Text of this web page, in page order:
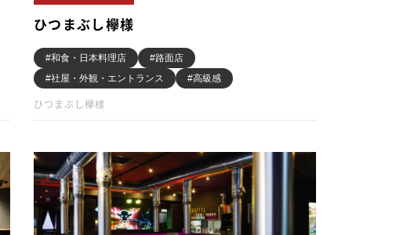
ひつまぶし欅様
#和食・日本料理店
#路面店
#社屋・外観・エントランス
#高級感
ひつまぶし欅様